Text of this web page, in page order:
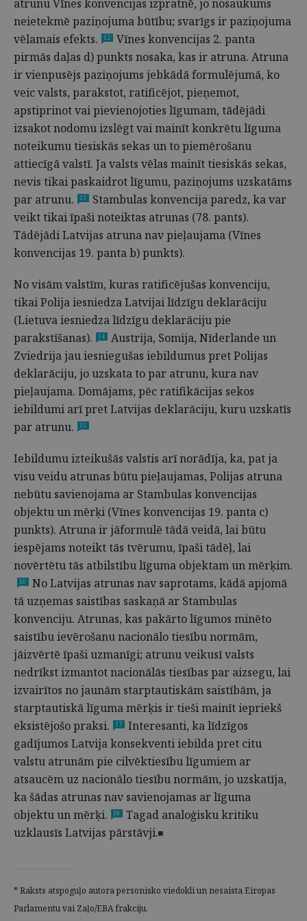
atrunu Vīnes konvencijas izpratnē, jo nosaukums
neietekmē paziņojuma būtību; svarīgs ir paziņojuma
vēlamais efekts.
12
Vīnes konvencijas 2. panta
pirmās daļas d) punkts nosaka, kas ir atruna. Atruna
ir vienpusējs paziņojums jebkādā formulējumā, ko
veic valsts, parakstot, ratificējot, pieņemot,
apstiprinot vai pievienojoties līgumam, tādējādi
izsakot nodomu izslēgt vai mainīt konkrētu līguma
noteikumu tiesiskās sekas un to piemērošanu
attiecīgā valstī. Ja valsts vēlas mainīt tiesiskās sekas,
nevis tikai paskaidrot līgumu, paziņojums uzskatāms
par atrunu.
13
Stambulas konvencija paredz, ka var
veikt tikai īpaši noteiktas atrunas (78. pants).
Tādējādi Latvijas atruna nav pieļaujama (Vīnes
konvencijas 19. panta b) punkts).
No visām valstīm, kuras ratificējušas konvenciju,
tikai Polija iesniedza Latvijai līdzīgu deklarāciju
(Lietuva iesniedza līdzīgu deklarāciju pie
parakstīšanas).
14
Austrija, Somija, Nīderlande un
Zviedrija jau iesniegušas iebildumus pret Polijas
deklarāciju, jo uzskata to par atrunu, kura nav
pieļaujama. Domājams, pēc ratifikācijas sekos
iebildumi arī pret Latvijas deklarāciju, kuru uzskatīs
par atrunu.
15
Iebildumu izteikušās valstis arī norādīja, ka, pat ja
visu veidu atrunas būtu pieļaujamas, Polijas atruna
nebūtu savienojama ar Stambulas konvencijas
objektu un mērķi (Vīnes konvencijas 19. panta c)
punkts). Atruna ir jāformulē tādā veidā, lai būtu
iespējams noteikt tās tvērumu, īpaši tādēļ, lai
novērtētu tās atbilstību līguma objektam un mērķim.
16
No Latvijas atrunas nav saprotams, kādā apjomā
tā uzņemas saistības saskaņā ar Stambulas
konvenciju. Atrunas, kas pakārto līgumos minēto
saistību ievērošanu nacionālo tiesību normām,
jāizvērtē īpaši uzmanīgi; atrunu veikusī valsts
nedrīkst izmantot nacionālās tiesības par aizsegu, lai
izvairītos no jaunām starptautiskām saistībām, ja
starptautiskā līguma mērķis ir tieši mainīt iepriekš
eksistējošo praksi.
17
Interesanti, ka līdzīgos
gadījumos Latvija konsekventi iebilda pret citu
valstu atrunām pie cilvēktiesību līgumiem ar
atsaucēm uz nacionālo tiesību normām, jo uzskatīja,
ka šādas atrunas nav savienojamas ar līguma
objektu un mērķi.
18
Tagad analoģisku kritiku
uzklausīs Latvijas pārstāvji.
* Raksts atspoguļo autora personisko viedokli un nesaista Eiropas
Parlamentu vai Zaļo/EBA frakciju.